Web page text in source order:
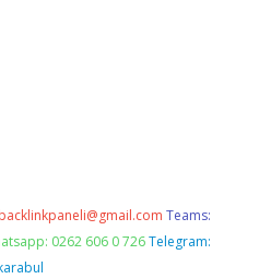
backlinkpaneli@gmail.com Teams:
0262 606 0 726 Telegram: